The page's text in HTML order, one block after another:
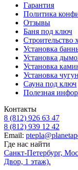
Гарантия
Политика
Отзывы
Баня под ключ
Строительство
Установка
Установка
Установка
Установка
Сауна под ключ
Полезная
Контакты
8 (812) 926 63 47
8 (812) 939 12 42
Email:
Где нас найти
Санкт-Петербург,
Двор, 1 этаж).